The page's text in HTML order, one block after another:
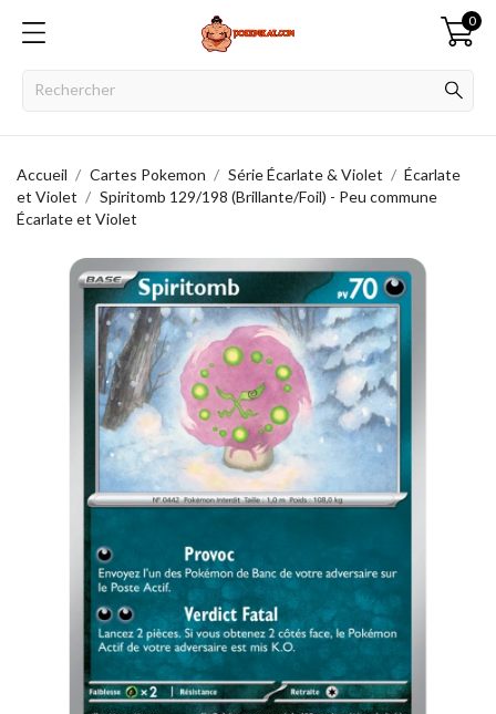
0
Accueil Cartes Pokemon Série Écarlate & Violet
Écarlate
et Violet
Spiritomb 129/198 (Brillante/Foil) - Peu commune
Écarlate et Violet